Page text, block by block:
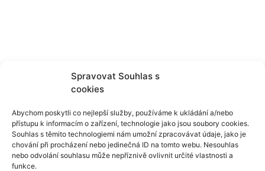
Spravovat Souhlas s
cookies
Abychom poskytli co nejlepší služby, používáme k ukládání a/nebo
přístupu k informacím o zařízení, technologie jako jsou soubory cookies.
Souhlas s těmito technologiemi nám umožní zpracovávat údaje, jako je
chování při procházení nebo jedinečná ID na tomto webu. Nesouhlas
nebo odvolání souhlasu může nepříznivě ovlivnit určité vlastnosti a
funkce.